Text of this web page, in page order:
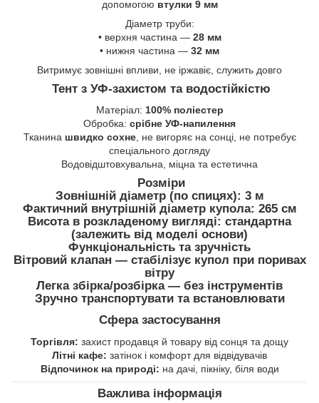
допомогою втулки 9 мм
Діаметр труби:
• верхня частина — 28 мм
• нижня частина — 32 мм
Витримує зовнішні впливи, не іржавіє, служить довго
Тент з УФ-захистом та водостійкістю
Матеріал: 100% поліестер
Обробка: срібне УФ-напилення
Тканина швидко сохне, не вигоряє на сонці, не потребує
спеціального догляду
Водовідштовхувальна, міцна та естетична
Розміри
Зовнішній діаметр (по спицях): 3 м
Фактичний внутрішній діаметр купола: 265 см
Висота в розкладеному вигляді: стандартна
(залежить від моделі основи)
Функціональність та зручність
Вітровий клапан — стабілізує купол при поривах
вітру
Легка збірка/розбірка — без інструментів
Зручно транспортувати та встановлювати
Сфера застосування
Торгівля: захист продавця й товару від сонця та дощу
Літні кафе: затінок і комфорт для відвідувачів
Відпочинок на природі: на дачі, пікніку, біля води
Важлива інформація